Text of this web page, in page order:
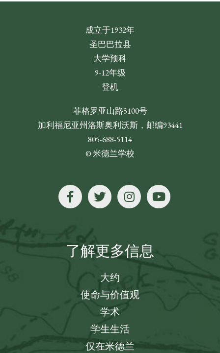
成立于1932年
圣巴巴拉县
大学预科
9-12年级
登机
菲格罗亚山路5100号
加利福尼亚州洛斯奥利沃斯，邮编93441
805-688-5114
© 米德兰学校
了解更多信息
大约
使命与价值观
学术
学生生活
仅在米德兰